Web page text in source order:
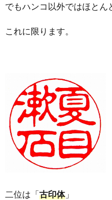
でもハンコ以外ではほとん
これに限ります。
二位は「古印体」